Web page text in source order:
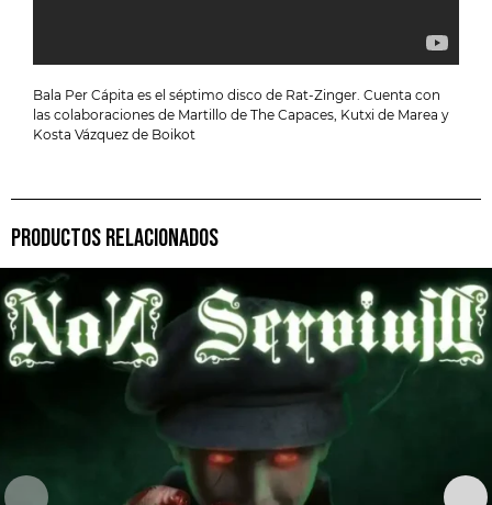
Bala Per Cápita es el séptimo disco de Rat-Zinger. Cuenta con
las colaboraciones de Martillo de The Capaces, Kutxi de Marea y
Kosta Vázquez de Boikot
PRODUCTOS RELACIONADOS